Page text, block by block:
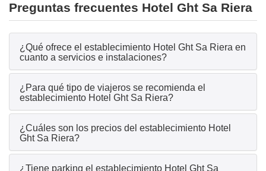
Preguntas frecuentes Hotel Ght Sa Riera
¿Qué ofrece el establecimiento Hotel Ght Sa Riera en
cuanto a servicios e instalaciones?
¿Para qué tipo de viajeros se recomienda el
establecimiento Hotel Ght Sa Riera?
¿Cuáles son los precios del establecimiento Hotel
Ght Sa Riera?
¿Tiene parking el establecimiento Hotel Ght Sa